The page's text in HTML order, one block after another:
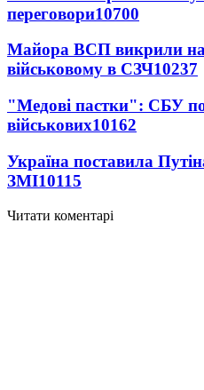
переговори10700
Майора ВСП викрили
військовому в СЗЧ10237
"Медові пастки": СБУ
військових10162
Україна поставила
ЗМІ10115
Читати коментарі